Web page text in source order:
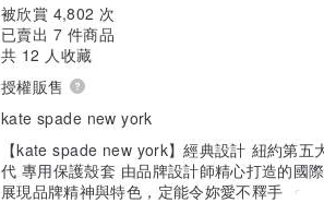
被欣賞 4,802 次
已賣出 7 件商品
共 12 人收藏
授權販售
kate spade new york
【kate spade new york】經典設計 紐約第
代 專用保護殼套 由品牌設計師精心打造的國
展現品牌精神與特色，定能令妳愛不釋手